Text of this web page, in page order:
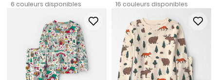
6 couleurs disponibles
16 couleurs disponibles